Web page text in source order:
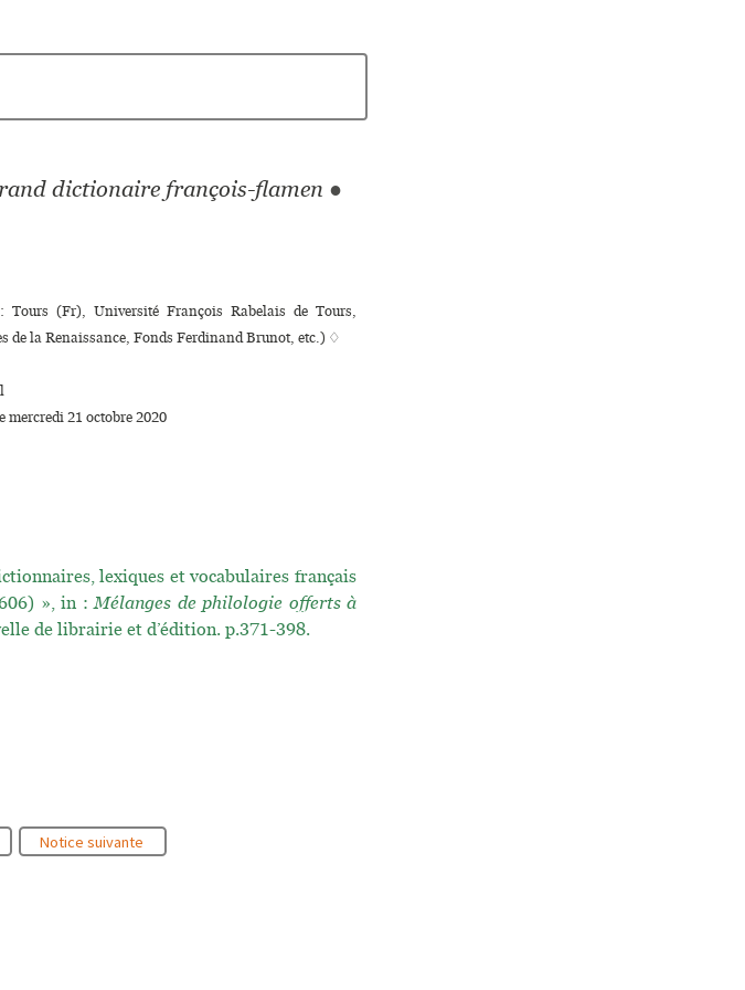
dictionaire françois-flamen ●
Tours (Fr), Université François Rabelais de Tours,
de la Renaissance, Fonds Ferdinand Brunot, etc.) ♢
mercredi 21 octobre 2020
lexiques et vocabulaires français
», in :Mélanges de philologie offerts à
de librairie et d’édition. p.371-398.
Notice suivante